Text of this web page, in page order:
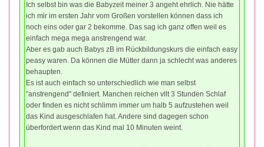
Ich selbst bin was die Babyzeit meiner 3 angeht ehrlich. Nie hätte
ich mir im ersten Jahr vom Großen vorstellen können dass ich
noch eins oder gar 2 bekomme. Das sag ich ganz offen weil es
einfach mega mega anstrengend war.
Aber es gab auch Babys zB im Rückbildungskurs die einfach easy
peasy waren. Da können die Mütter dann ja schlecht was anderes
behaupten.
Es ist auch einfach so unterschiedlich wie man selbst
"anstrengend" definiert. Manchen reichen vllt 3 Stunden Schlaf
oder finden es nicht schlimm immer um halb 5 aufzustehen weil
das Kind ausgeschlafen hat. Andere sind dagegen schon
überfordert wenn das Kind mal 10 Minuten weint.